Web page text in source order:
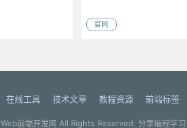
官网
在线工具 技术文章 教程资源 前端标签
Web前端开发网 All Rights Reserved. 分享编程学习